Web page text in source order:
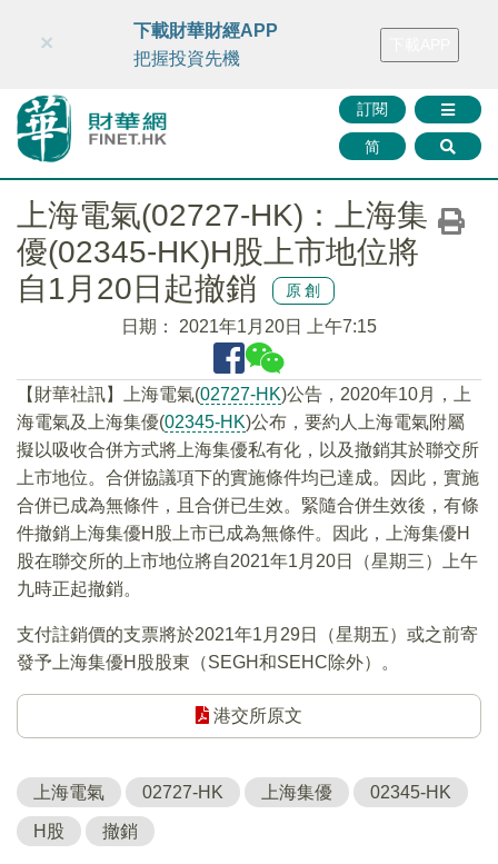
財華智庫網 FINTV FINMETA 財華證券 媒體矩陣
訂閱
简
×
下載財華財經APP
把握投資先機
上海電氣(02727-HK)：上海集
優(02345-HK)H股上市地位將
自1月20日起撤銷
原創
日期： 2021年1月20日 上午7:15
【財華社訊】上海電氣(02727-HK)公告，2020年10月，上
海電氣及上海集優(02345-HK)公布，要約人上海電氣附屬
擬以吸收合併方式將上海集優私有化，以及撤銷其於聯交所
上市地位。合併協議項下的實施條件均已達成。因此，實施
合併已成為無條件，且合併已生效。緊隨合併生效後，有條
件撤銷上海集優H股上市已成為無條件。因此，上海集優H
股在聯交所的上市地位將自2021年1月20日（星期三）上午
九時正起撤銷。
支付註銷價的支票將於2021年1月29日（星期五）或之前寄
發予上海集優H股股東（SEGH和SEHC除外）。
港交所原文
上海電氣 02727-HK 上海集優 02345-HK
H股 撤銷